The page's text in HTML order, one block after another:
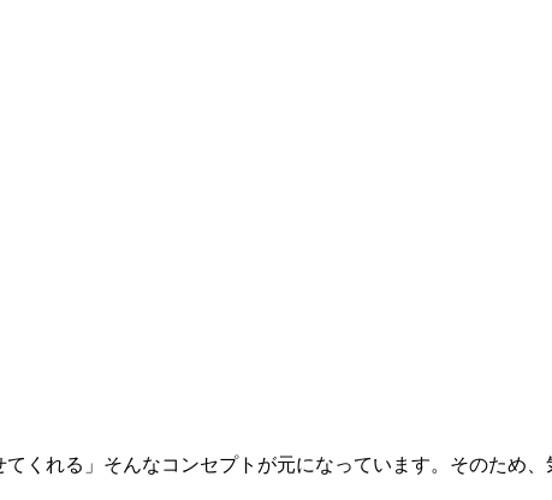
くれる」そんなコンセプトが元になっています。そのため